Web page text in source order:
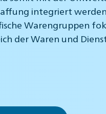
integriert
Warengruppen
der Waren und